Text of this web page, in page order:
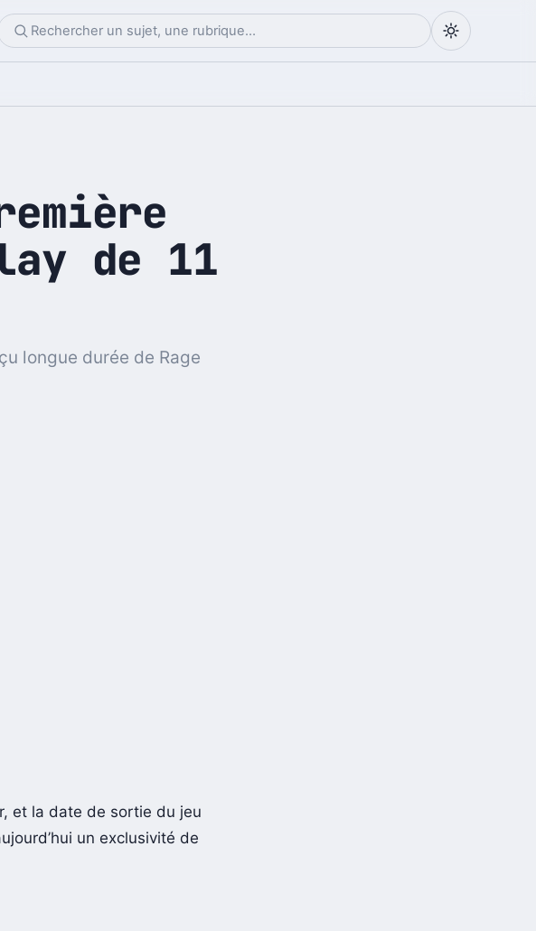
de 11
longue durée de Rage
et la date de sortie du jeu
un exclusivité de